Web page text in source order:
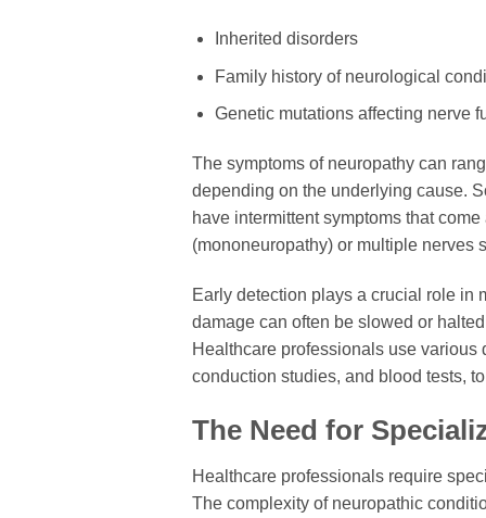
Inherited disorders
Family history of neurological
Genetic mutations affecting nerve
The symptoms of neuropathy can
depending on the underlying cause.
have intermittent symptoms that
(mononeuropathy) or multiple nerves
Early detection plays a crucial role in
damage can often be slowed or
Healthcare professionals use
conduction studies, and blood tests,
The Need for
Healthcare professionals require
The complexity of neuropathic